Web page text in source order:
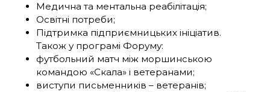
Медична та ментальна реабілітація;
Освітні потреби;
Підтримка підприємницьких ініціатив.
Також у програмі Форуму:
футбольний матч між моршинською
командою «Скала» і ветеранами;
виступи письменників – ветеранів;